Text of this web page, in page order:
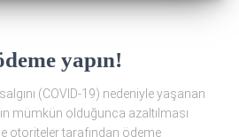
yapın!
(COVID-19) nedeniyle yaşanan
mümkün olduğunca azaltılması
otoriteler tarafından ödeme